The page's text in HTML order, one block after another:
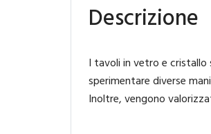
Descrizione
I tavoli in vetro e cristallo
sperimentare diverse
Inoltre, vengono